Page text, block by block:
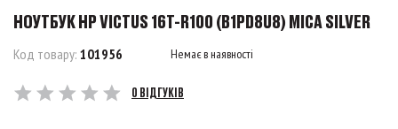
НОУТБУК HP VICTUS 16T-R100 (B1PD8U8) MICA SILVER
Код товару: 101956 Немає в наявності
0 ВІДГУКІВ